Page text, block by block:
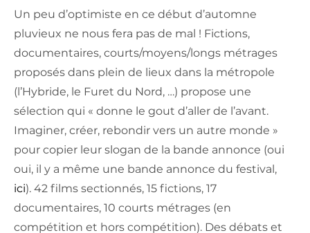
Un peu d’optimiste en ce début d’automne
pluvieux ne nous fera pas de mal ! Fictions,
documentaires, courts/moyens/longs métrages
proposés dans plein de lieux dans la métropole
(l’Hybride, le Furet du Nord, …) propose une
sélection qui « donne le gout d’aller de l’avant.
Imaginer, créer, rebondir vers un autre monde »
pour copier leur slogan de la bande annonce (oui
oui, il y a même une bande annonce du festival,
ici). 42 films sectionnés, 15 fictions, 17
documentaires, 10 courts métrages (en
compétition et hors compétition). Des débats et